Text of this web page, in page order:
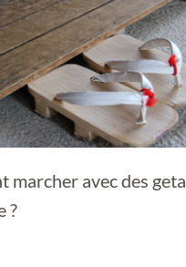
marcher avec des geta
?